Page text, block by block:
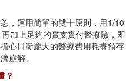
，運用簡單的雙十原則，用1/10
加上足夠的實支實付醫療險，即
心日漸龐大的醫療費用耗盡預存
崩解。
？